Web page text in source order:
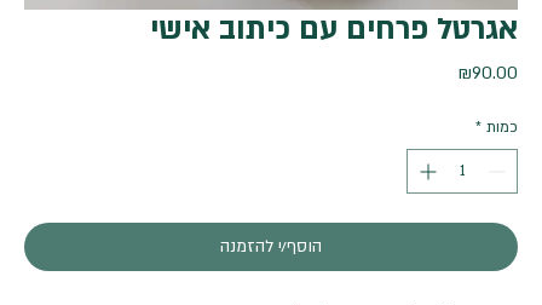
אגרטל פרחים עם כיתוב אישי
₪90.00
כמות *
הוסף/י להזמנה